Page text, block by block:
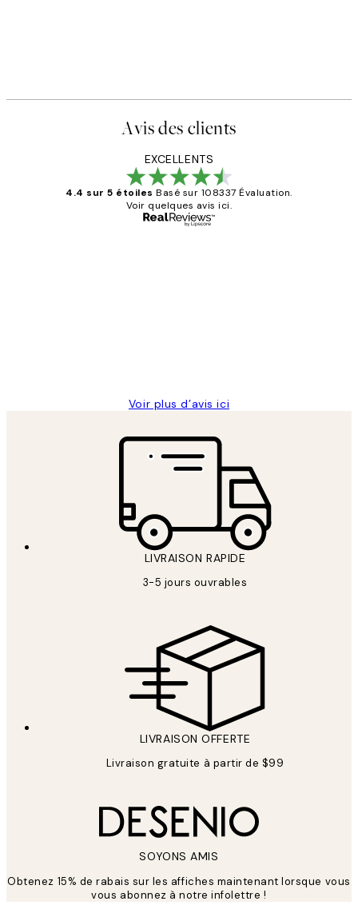
Avis des clients
EXCELLENTS
4.4 sur 5 étoiles Basé sur 108337 Évaluation.
Voir quelques avis ici.
Voir plus d’avis ici
LIVRAISON RAPIDE
3-5 jours ouvrables
LIVRAISON OFFERTE
Livraison gratuite à partir de $99
SOYONS AMIS
Obtenez 15% de rabais sur les affiches maintenant lorsque vous
vous abonnez à notre infolettre !